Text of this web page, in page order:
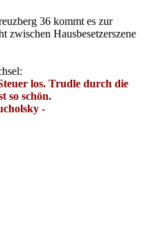
36 kommt es zur
zwischen Hausbesetzerszene
los. Trudle durch die
so schön.
-